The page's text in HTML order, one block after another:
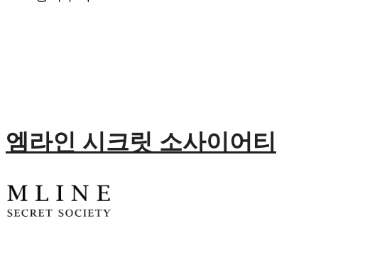
엠라인 시크릿 소사이어티